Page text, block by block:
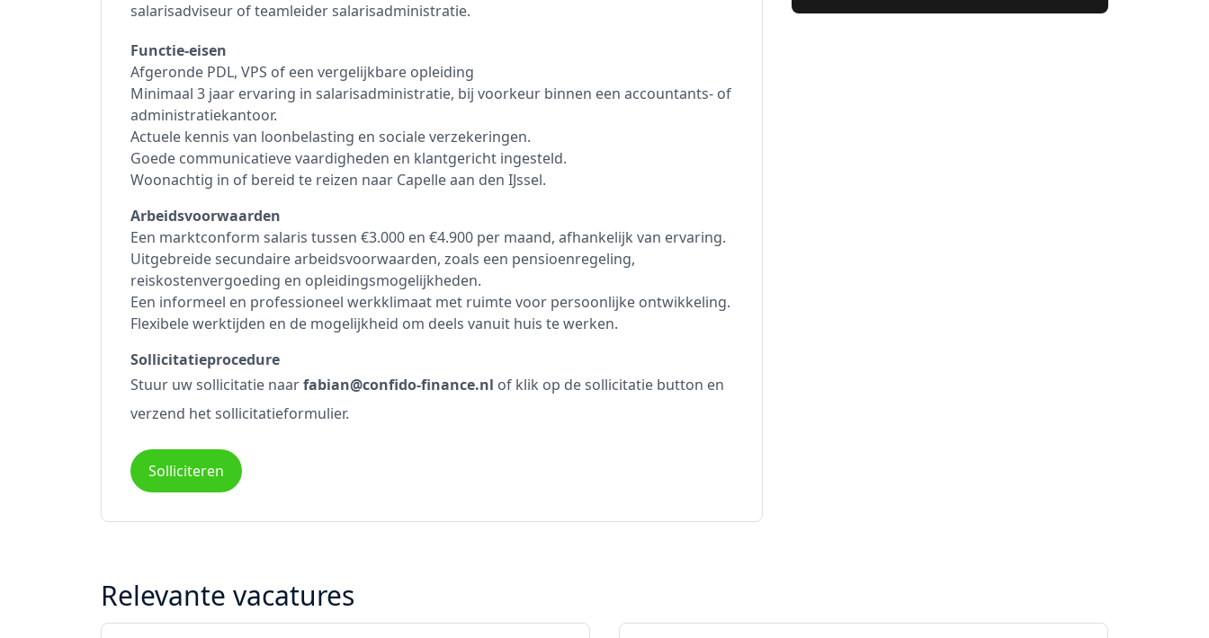
salarisadviseur of teamleider salarisadministratie.
Functie-eisen
Afgeronde PDL, VPS of een vergelijkbare opleiding
Minimaal 3 jaar ervaring in salarisadministratie, bij voorkeur binnen een accountants- of
administratiekantoor.
Actuele kennis van loonbelasting en sociale verzekeringen.
Goede communicatieve vaardigheden en klantgericht ingesteld.
Woonachtig in of bereid te reizen naar Capelle aan den IJssel.
Arbeidsvoorwaarden
Een marktconform salaris tussen €3.000 en €4.900 per maand, afhankelijk van ervaring.
Uitgebreide secundaire arbeidsvoorwaarden, zoals een pensioenregeling,
reiskostenvergoeding en opleidingsmogelijkheden.
Een informeel en professioneel werkklimaat met ruimte voor persoonlijke ontwikkeling.
Flexibele werktijden en de mogelijkheid om deels vanuit huis te werken.
Sollicitatieprocedure
Stuur uw sollicitatie naarfabian@confido-finance.nl of klik op de sollicitatie button en
verzend het sollicitatieformulier.
Solliciteren
Relevante vacatures